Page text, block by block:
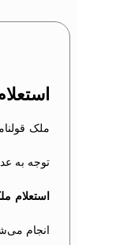
ملک
توجه به
استعلام
انجام